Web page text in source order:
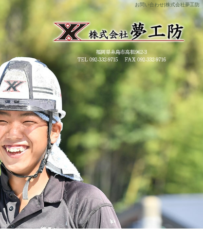
お問い合わせ|株式会社夢工防